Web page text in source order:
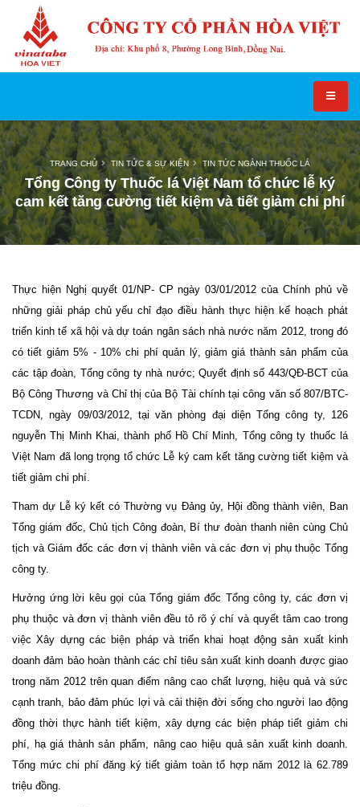
Tổng Công ty Thuốc lá Việt Nam tổ chức lễ ký
cam kết tăng cường tiết kiệm và tiết giảm chi phí
TRANG CHỦ TIN TỨC & SỰ KIỆN TIN TỨC NGÀNH THUỐC LÁ
Thực hiện Nghị quyết 01/NP- CP ngày 03/01/2012 của Chính phủ về
những giải pháp chủ yếu chỉ đạo điều hành thực hiện kế hoạch phát
triển kinh tế xã hội và dự toán ngân sách nhà nước năm 2012, trong đó
có tiết giảm 5% - 10% chi phí quản lý, giảm giá thành sản phẩm của
các tập đoàn, Tổng công ty nhà nước; Quyết định số 443/QĐ-BCT của
Bộ Công Thương và Chỉ thị của Bộ Tài chính tại công văn số 807/BTC-
TCDN, ngày 09/03/2012, tại văn phòng đại diện Tổng công ty, 126
nguyễn Thị Minh Khai, thành phố Hồ Chí Minh, Tổng công ty thuốc lá
Việt Nam đã long trọng tổ chức Lễ ký cam kết tăng cường tiết kiệm và
tiết giảm chi phí.
Tham dự Lễ ký kết có Thường vụ Đảng ủy, Hội đồng thành viên, Ban
Tổng giám đốc, Chủ tịch Công đoàn, Bí thư đoàn thanh niên cùng Chủ
tịch và Giám đốc các đơn vị thành viên và các đơn vị phụ thuộc Tổng
công ty.
Hưởng ứng lời kêu gọi của Tổng giám đốc Tổng công ty, các đơn vị
phụ thuộc và đơn vị thành viên đều tỏ rõ ý chí và quyết tâm cao trong
việc Xây dựng các biện pháp và triển khai hoạt động sản xuất kinh
doanh đảm bảo hoàn thành các chỉ tiêu sản xuất kinh doanh được giao
trong năm 2012 trên quan điểm nâng cao chất lượng, hiệu quả và sức
cạnh tranh, bảo đảm phúc lợi và cải thiện đời sống cho người lao động
đồng thời thực hành tiết kiệm, xây dựng các biện pháp tiết giảm chi
phí, hạ giá thành sản phẩm, nâng cao hiệu quả sản xuất kinh doanh.
Tổng mức chi phí đăng ký tiết giảm toàn tổ hợp năm 2012 là 62.789
triệu đồng.